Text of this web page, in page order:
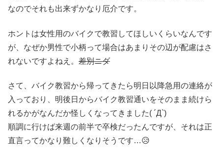
なのでそれも出来ずかなり厄介です。
ホントは女性用のバイクで教習してほしいくらいなんです
が、なぜか男性で小柄って場合はあまりその辺が配慮はさ
れないですよねえ。 差別ニダ
さて、バイク教習から帰ってきたら明日以降急用の連絡が
入っており、明後日からバイク教習通いをそのまま続けら
れるかがなんだか怪しくなってきました( ´Д`)
順調に行けば来週の前半で卒検だったんですが、それは正
直言ってかなり難しくなりそうです…😥